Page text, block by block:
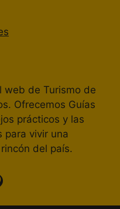
web de Turismo de
Ofrecemos Guías
prácticos y las
para vivir una
del país.